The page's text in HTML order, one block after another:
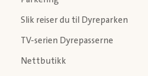
Slik reiser du til Dyreparken
TV-serien Dyrepasserne
Nettbutikk